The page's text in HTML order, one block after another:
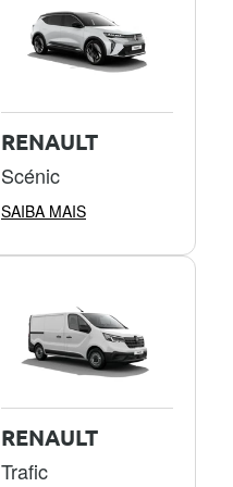
RENAULT
Scénic
SAIBA MAIS
RENAULT
Trafic